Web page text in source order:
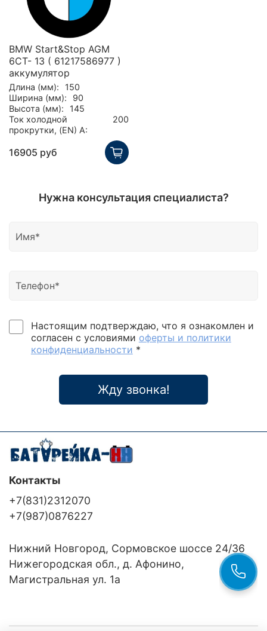
BMW Start&Stop AGM
6СТ- 13 ( 61217586977 )
аккумулятор
Длина (мм):
150
Ширина (мм):
90
Высота (мм):
145
Ток холодной
прокрутки, (EN) А:
200
16905 руб
Нужна консультация специалиста?
Настоящим подтверждаю, что я ознакомлен и
согласен с условиями оферты и политики
конфиденциальности *
Жду звонка!
Контакты
+7(831)2312070
+7(987)0876227
Нижний Новгород, Сормовское шоссе 24/36
Нижегородская обл., д. Афонино,
Магистральная ул. 1а